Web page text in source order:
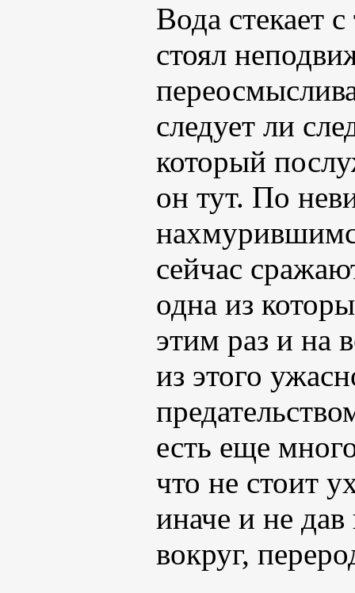
Вода стекает
стоял
следует ли
который
он тут. По
сейчас
одна из
этим раз и на
из этого
есть еще
что не стоит
иначе и не
вокруг,